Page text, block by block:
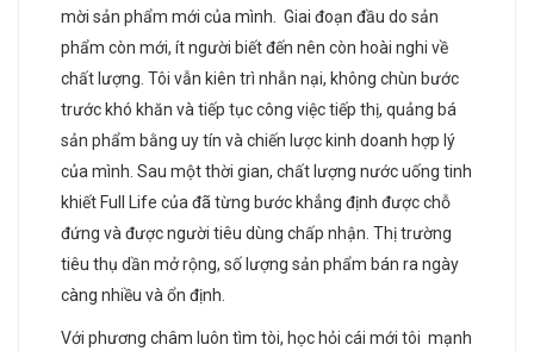
mời sản phẩm mới của mình. Giai đoạn đầu do sản
phẩm còn mới, ít người biết đến nên còn hoài nghi về
chất lượng. Tôi vẫn kiên trì nhẫn nại, không chùn bước
trước khó khăn và tiếp tục công việc tiếp thị, quảng bá
sản phẩm bằng uy tín và chiến lược kinh doanh hợp lý
của mình. Sau một thời gian, chất lượng nước uống tinh
khiết Full Life của đã từng bước khẳng định được chỗ
đứng và được người tiêu dùng chấp nhận. Thị trường
tiêu thụ dần mở rộng, số lượng sản phẩm bán ra ngày
càng nhiều và ổn định.
Với phương châm luôn tìm tòi, học hỏi cái mới tôi mạnh